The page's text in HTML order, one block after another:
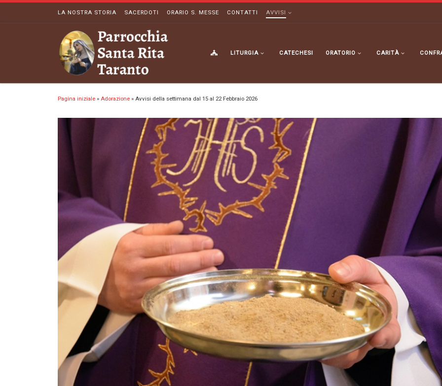
Passa al contenutoLA NOSTRA STORIA SACERDOTI ORARIO S. MESSE CONTATTI AVVISI
LITURGIA CATECHESI ORATORIO CARITÀ
Pagina iniziale » Adorazione » Avvisi della settimana dal 15 al 22 Febbraio 2026